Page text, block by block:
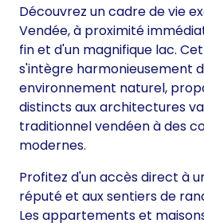
Découvrez un cadre de vie
Vendée, à proximité
fin et d'un magnifique lac.
s'intègre harmonieusement
environnement naturel,
distincts aux architectures
traditionnel vendéen à des
modernes.
Profitez d'un accès direct à
réputé et aux sentiers de
Les appartements et